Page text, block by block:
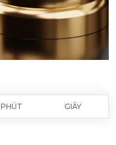
PHÚT GIÂY